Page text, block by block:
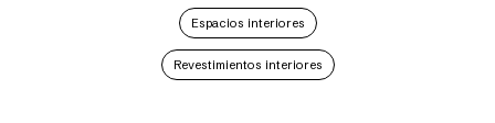
Espacios interiores
Revestimientos interiores